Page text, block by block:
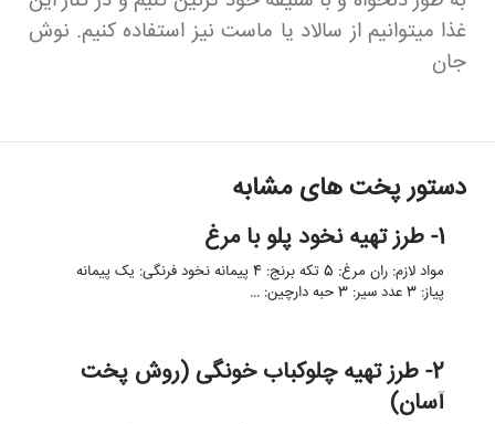
غذا میتوانیم از سالاد یا ماست نیز استفاده کنیم. نوش
جان
دستور پخت های مشابه
1- طرز تهیه نخود پلو با مرغ
مواد لازم: ران مرغ: 5 تکه برنج: 4 پیمانه نخود فرنگی: یک پیمانه
پیاز: 3 عدد سیر: 3 حبه دارچین: …
2- طرز تهیه چلوکباب خونگی (روش پخت
آسان)